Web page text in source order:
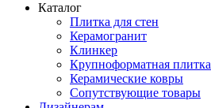
Каталог
Плитка для стен
Керамогранит
Клинкер
Крупноформатная плитка
Керамические ковры
Сопутствующие товары